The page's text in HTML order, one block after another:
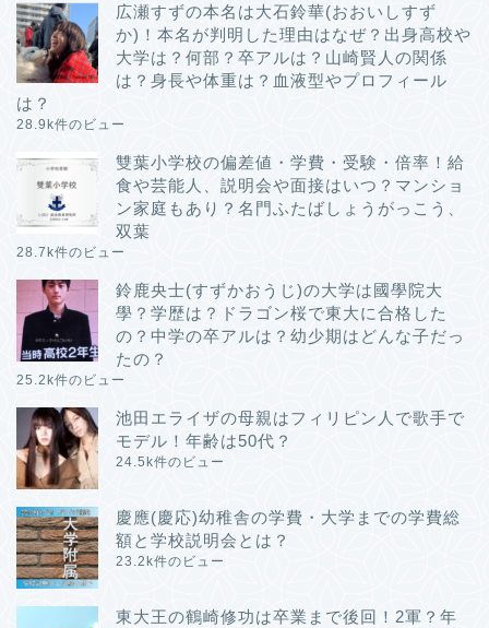
広瀬すずの本名は大石鈴華(おおいしすず
か)！本名が判明した理由はなぜ？出身高校や
大学は？何部？卒アルは？山崎賢人の関係
は？身長や体重は？血液型やプロフィール
は？
28.9k件のビュー
雙葉小学校の偏差値・学費・受験・倍率！給
食や芸能人、説明会や面接はいつ？マンショ
ン家庭もあり？名門ふたばしょうがっこう、
双葉
28.7k件のビュー
鈴鹿央士(すずかおうじ)の大学は國學院大
學？学歴は？ドラゴン桜で東大に合格した
の？中学の卒アルは？幼少期はどんな子だっ
たの？
25.2k件のビュー
池田エライザの母親はフィリピン人で歌手で
モデル！年齢は50代？
24.5k件のビュー
慶應(慶応)幼稚舎の学費・大学までの学費総
額と学校説明会とは？
23.2k件のビュー
東大王の鶴崎修功は卒業まで後回！2軍？年